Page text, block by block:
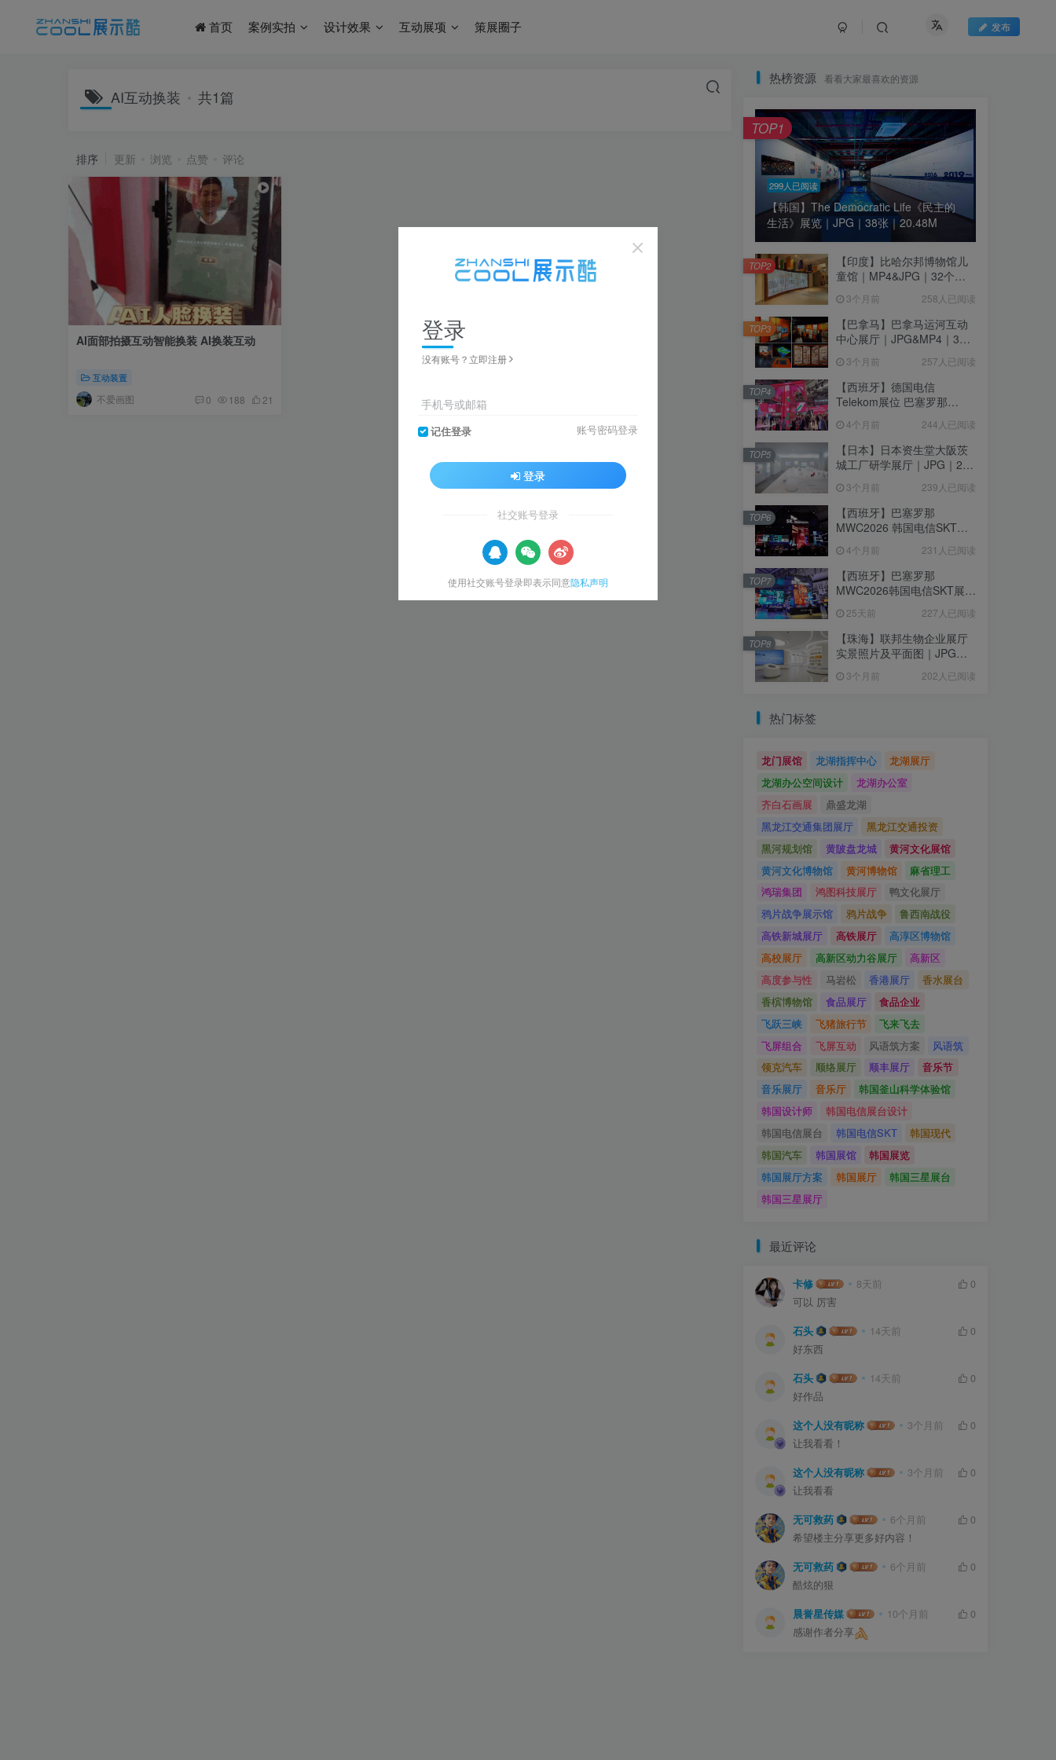
首页 案例实拍 设计效果 互动展项 策展圈子 发布
AI互动换装 共1篇
排序 更新 浏览 点赞 评论
AI面部拍摄互动智能换装 AI换装互动
互动装置
不爱画图 0 188 21
热榜资源 看看大家最喜欢的资源
299人已阅读
【韩国】The Democratic Life《民主的
生活》展览｜JPG｜38张｜20.48M
TOP1
【印度】比哈尔邦博物馆儿
童馆｜MP4&JPG｜32个｜
3个月前 258人已阅读
TOP2
【巴拿马】巴拿马运河互动
中心展厅｜JPG&MP4｜39
3个月前 257人已阅读
TOP3
【西班牙】德国电信
Telekom展位 巴塞罗那
｜77.42M
4个月前 244人已阅读
TOP4
【日本】日本资生堂大阪茨
城工厂研学展厅｜JPG｜26
3个月前 239人已阅读
TOP5
【西班牙】巴塞罗那
MWC2026 韩国电信SKT展
105.67M
4个月前 231人已阅读
TOP6
【西班牙】巴塞罗那
MWC2026韩国电信SKT展台
个｜16.51M
25天前 227人已阅读
TOP7
【珠海】联邦生物企业展厅
实景照片及平面图｜JPG｜
3个月前 202人已阅读
TOP8
热门标签
龙门展馆 龙湖指挥中心
龙湖展厅
龙湖办公空间设计
龙湖办公室
齐白石画展
鼎盛龙湖
黑龙江交通集团展厅
黑龙江交通投资
黑河规划馆
黄陂盘龙城
黄河文化展馆
黄河文化博物馆
黄河博物馆
麻省理工
鸿瑞集团
鸿图科技展厅
鸭文化展厅
鸦片战争展示馆
鸦片战争
鲁西南战役
高铁新城展厅
高铁展厅
高淳区博物馆
高校展厅
高新区动力谷展厅
高新区
高度参与性
马岩松 香港展厅
香水展台
香槟博物馆
食品展厅
食品企业
飞跃三峡
飞猪旅行节
飞来飞去
飞屏组合
飞屏互动 风语筑方案
风语筑
领克汽车
顺络展厅 顺丰展厅
音乐节
音乐展厅
音乐厅
韩国釜山科学体验馆
韩国设计师
韩国电信展台设计
韩国电信展台
韩国电信SKT
韩国现代
韩国汽车
韩国展馆
韩国展览
韩国展厅方案
韩国展厅
韩国三星展台
韩国三星展厅
最近评论
卡修 8天前
0
可以 厉害
石头 14天前
0
好东西
石头 14天前
0
好作品
这个人没有昵称 3个月前
0
让我看看！
这个人没有昵称 3个月前
0
让我看看
无可救药 6个月前
0
希望楼主分享更多好内容！
无可救药 6个月前
0
酷炫的狠
晨誉星传媒 10个月前
0
感谢作者分享
登录
没有账号？立即注册
手机号或邮箱
记住登录 账号密码登录
登录
社交账号登录
使用社交账号登录即表示同意隐私声明